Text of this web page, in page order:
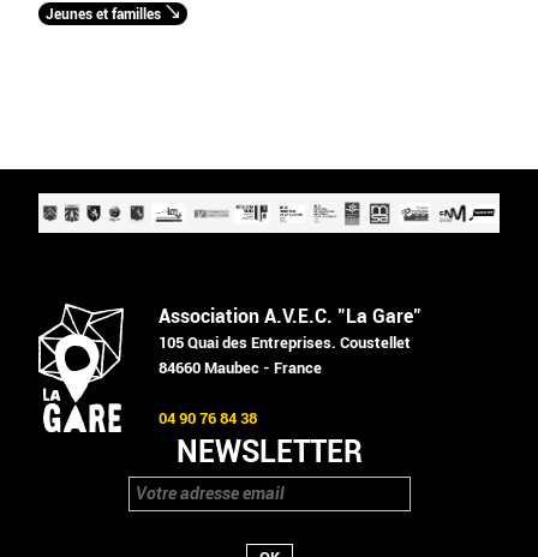
Jeunes et familles
Association A.V.E.C. "La Gare"
105 Quai des Entreprises. Coustellet
84660 Maubec - France
04 90 76 84 38
NEWSLETTER